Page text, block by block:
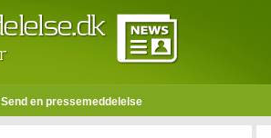
Send en pressemeddelelse